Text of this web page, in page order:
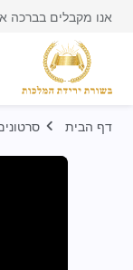
אנו מקבלים בברכה
דף הבית